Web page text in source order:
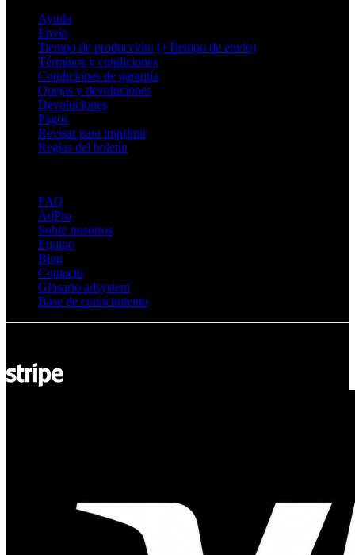
Ayuda
Envío
Tiempo de producción: (+Tiempo de envío)
Términos y condiciones
Condiciones de garantía
Quejas y devoluciones
Devoluciones
Pagos
Revisar para imprimir
Reglas del boletín
FAQ
AdPro
Sobre nosotros
Equipo
Blog
Contacto
Glosario adsystem
Base de conocimiento